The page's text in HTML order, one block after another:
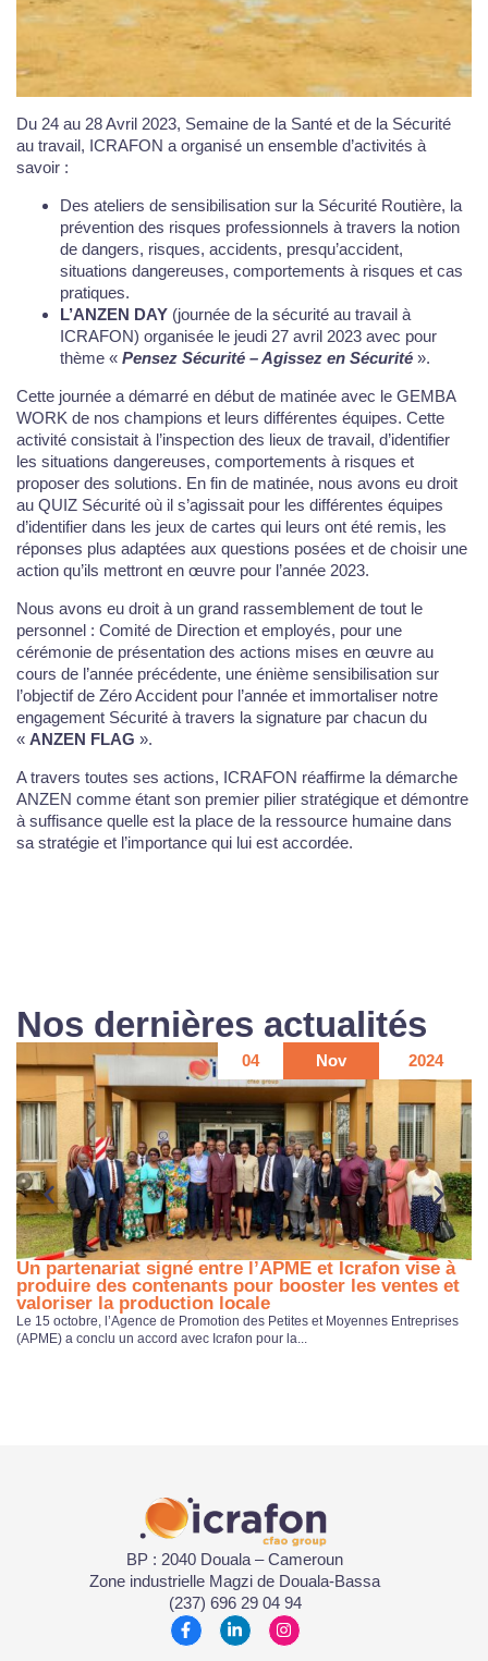
Du 24 au 28 Avril 2023, Semaine de la Santé et de la Sécurité
au travail, ICRAFON a organisé un ensemble d’activités à
savoir :
Des ateliers de sensibilisation sur la Sécurité Routière, la
prévention des risques professionnels à travers la notion
de dangers, risques, accidents, presqu’accident,
situations dangereuses, comportements à risques et cas
pratiques.
L’ANZEN DAY (journée de la sécurité au travail à
ICRAFON) organisée le jeudi 27 avril 2023 avec pour
thème « Pensez Sécurité – Agissez en Sécurité ».
Cette journée a démarré en début de matinée avec le GEMBA
WORK de nos champions et leurs différentes équipes. Cette
activité consistait à l’inspection des lieux de travail, d’identifier
les situations dangereuses, comportements à risques et
proposer des solutions. En fin de matinée, nous avons eu droit
au QUIZ Sécurité où il s’agissait pour les différentes équipes
d’identifier dans les jeux de cartes qui leurs ont été remis, les
réponses plus adaptées aux questions posées et de choisir une
action qu’ils mettront en œuvre pour l’année 2023.
Nous avons eu droit à un grand rassemblement de tout le
personnel : Comité de Direction et employés, pour une
cérémonie de présentation des actions mises en œuvre au
cours de l’année précédente, une énième sensibilisation sur
l’objectif de Zéro Accident pour l’année et immortaliser notre
engagement Sécurité à travers la signature par chacun du
« ANZEN FLAG ».
A travers toutes ses actions, ICRAFON réaffirme la démarche
ANZEN comme étant son premier pilier stratégique et démontre
à suffisance quelle est la place de la ressource humaine dans
sa stratégie et l’importance qui lui est accordée.
Nos dernières actualités
04 Nov 2024
Un partenariat signé entre l’APME et Icrafon vise à
produire des contenants pour booster les ventes et
valoriser la production locale
Le 15 octobre, l’Agence de Promotion des Petites et Moyennes Entreprises
(APME) a conclu un accord avec Icrafon pour la...
BP : 2040 Douala – Cameroun
Zone industrielle Magzi de Douala-Bassa
(237) 696 29 04 94